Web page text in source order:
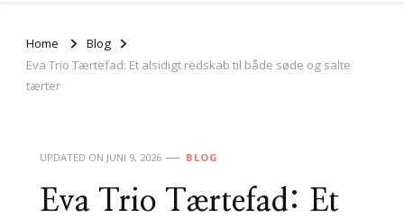
Home
Blog
Eva Trio Tærtefad: Et alsidigt redskab til både søde og salte
tærter
UPDATED ON JUNI 9, 2026 BLOG
Eva Trio Tærtefad: Et